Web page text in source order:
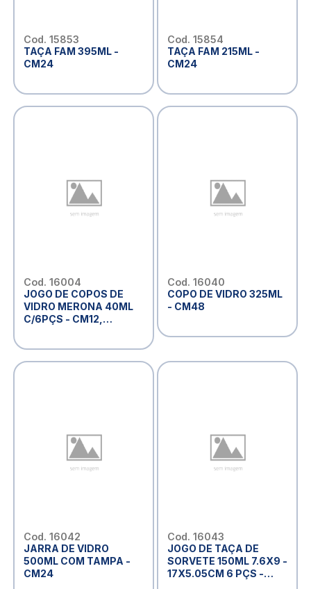
Cod. 15853
TAÇA FAM 395ML -
CM24
Cod. 15854
TAÇA FAM 215ML -
CM24
Cod. 16004
JOGO DE COPOS DE
VIDRO MERONA 40ML
C/6PÇS - CM12,
Cod. 16040
COPO DE VIDRO 325ML
- CM48
Cod. 16042
JARRA DE VIDRO
500ML COM TAMPA -
CM24
Cod. 16043
JOGO DE TAÇA DE
SORVETE 150ML 7.6X9 -
17X5.05CM 6 PÇS -